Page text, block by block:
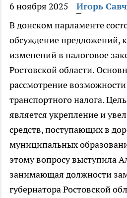
6 ноября 2025
Игорь
В донском парламенте
обсуждение предложений,
изменений в налоговое
Ростовской области.
рассмотрение
транспортного налога.
является укрепление и
средств, поступающих в
муниципальных
этому вопросу выступила
занимающая должности
губернатора Ростовской